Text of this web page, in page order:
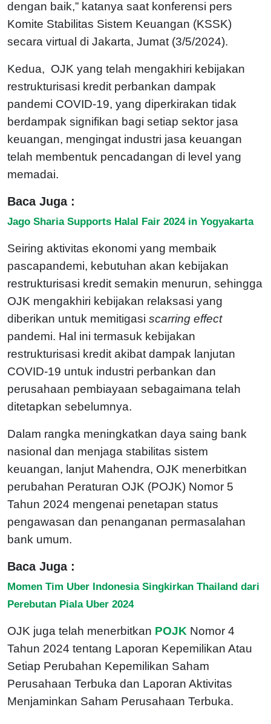
dengan baik,” katanya saat konferensi pers
Komite Stabilitas Sistem Keuangan (KSSK)
secara virtual di Jakarta, Jumat (3/5/2024).
Kedua, OJK yang telah mengakhiri kebijakan
restrukturisasi kredit perbankan dampak
pandemi COVID-19, yang diperkirakan tidak
berdampak signifikan bagi setiap sektor jasa
keuangan, mengingat industri jasa keuangan
telah membentuk pencadangan di level yang
memadai.
Baca Juga :
Jago Sharia Supports Halal Fair 2024 in Yogyakarta
Seiring aktivitas ekonomi yang membaik
pascapandemi, kebutuhan akan kebijakan
restrukturisasi kredit semakin menurun, sehingga
OJK mengakhiri kebijakan relaksasi yang
diberikan untuk memitigasi scarring effect
pandemi. Hal ini termasuk kebijakan
restrukturisasi kredit akibat dampak lanjutan
COVID-19 untuk industri perbankan dan
perusahaan pembiayaan sebagaimana telah
ditetapkan sebelumnya.
Dalam rangka meningkatkan daya saing bank
nasional dan menjaga stabilitas sistem
keuangan, lanjut Mahendra, OJK menerbitkan
perubahan Peraturan OJK (POJK) Nomor 5
Tahun 2024 mengenai penetapan status
pengawasan dan penanganan permasalahan
bank umum.
Baca Juga :
Momen Tim Uber Indonesia Singkirkan Thailand dari
Perebutan Piala Uber 2024
OJK juga telah menerbitkan POJK Nomor 4
Tahun 2024 tentang Laporan Kepemilikan Atau
Setiap Perubahan Kepemilikan Saham
Perusahaan Terbuka dan Laporan Aktivitas
Menjaminkan Saham Perusahaan Terbuka.